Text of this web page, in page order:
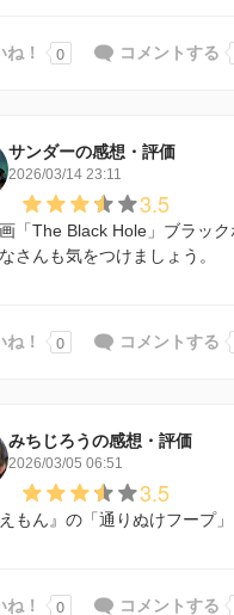
ね！ 0 コメントする
サンダーの感想・評価
2026/03/14 23:11
3.5
「The Black Hole」ブラッ
さんも気をつけましょう。
ね！ 0 コメントする
みちじろうの感想・評価
2026/03/05 06:51
3.5
えもん』の「通りぬけフープ
ね！ 0 コメントする